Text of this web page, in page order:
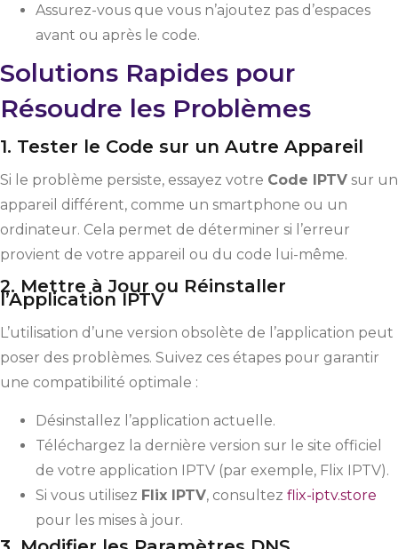
Assurez-vous que vous n’ajoutez pas d’espaces
avant ou après le code.
Solutions Rapides pour
Résoudre les Problèmes
1. Tester le Code sur un Autre Appareil
Si le problème persiste, essayez votre Code IPTV sur un
appareil différent, comme un smartphone ou un
ordinateur. Cela permet de déterminer si l’erreur
provient de votre appareil ou du code lui-même.
2. Mettre à Jour ou Réinstaller
l’Application IPTV
L’utilisation d’une version obsolète de l’application peut
poser des problèmes. Suivez ces étapes pour garantir
une compatibilité optimale :
Désinstallez l’application actuelle.
Téléchargez la dernière version sur le site officiel
de votre application IPTV (par exemple, Flix IPTV).
Si vous utilisez Flix IPTV, consultez flix-iptv.store
pour les mises à jour.